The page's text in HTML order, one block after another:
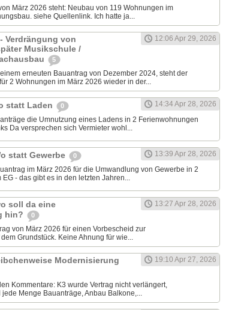
März 2026 steht: Neubau von 119 Wohnungen im
siehe Quellenlink. Ich hatte ja...
Verdrängung von
Musikschule /
5
12:06 Apr 29, 2026
erneuten Bauantrag von Dezember 2024, steht der
2 Wohnungen im März 2026 wieder in der...
statt Laden 0
14:34 Apr 28, 2026
die Umnutzung eines Ladens in 2 Ferienwohnungen
Da versprechen sich Vermieter wohl...
statt Gewerbe 0
13:39 Apr 28, 2026
im März 2026 für die Umwandlung von Gewerbe in 2
- das gibt es in den letzten Jahren...
soll da eine
hin?
0
13:27 Apr 28, 2026
von März 2026 für einen Vorbescheid zur
Grundstück. Keine Ahnung für wie...
Modernisierung 19:10 Apr 27, 2026
Kommentare: K3 wurde Vertrag nicht verlängert,
Menge Bauanträge, Anbau Balkone,...